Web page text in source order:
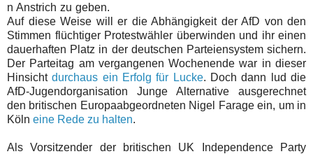
n Anstrich zu geben.
Auf diese Weise will er die Abhängigkeit der AfD von den
Stimmen flüchtiger Protestwähler überwinden und ihr einen
dauerhaften Platz in der deutschen Parteiensystem sichern.
Der Parteitag am vergangenen Wochenende war in dieser
Hinsichtdurchaus ein Erfolg für Lucke. Doch dann lud die
AfD-Jugendorganisation Junge Alternative ausgerechnet
den britischen Europaabgeordneten Nigel Farage ein, um in
Köln eine Rede zu halten.
Als Vorsitzender der britischen UK Independence Party